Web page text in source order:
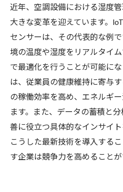
近年、空調設備における湿度
大きな変革を迎えています。
センサーは、その代表的な例
境の温度や湿度をリアルタイ
で最適化を行うことが可能に
は、従業員の健康維持に寄与
の稼働効率を高め、エネルギ
ます。また、データの蓄積と
善に役立つ具体的なインサイト
こうした最新技術を導入する
す企業は競争力を高めることが